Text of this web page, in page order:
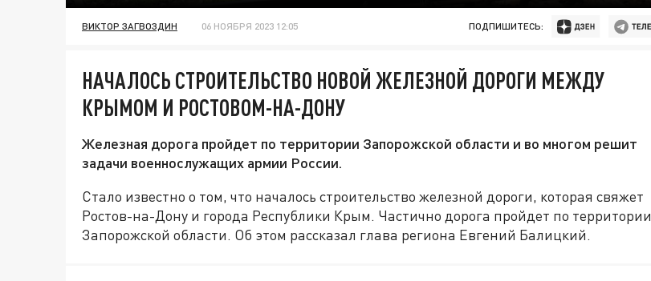
ВИКТОР ЗАГВОЗДИН 06 НОЯБРЯ 2023 12:05 ПОДПИШИТЕСЬ:
НАЧАЛОСЬ СТРОИТЕЛЬСТВО НОВОЙ ЖЕЛЕЗНОЙ ДОРОГИ МЕЖДУ
КРЫМОМ И РОСТОВОМ-НА-ДОНУ
Железная дорога пройдет по территории Запорожской области и во многом решит
задачи военнослужащих армии России.
Стало известно о том, что началось строительство железной дороги, которая свяжет
Ростов-на-Дону и города Республики Крым. Частично дорога пройдет по территории
Запорожской области. Об этом рассказал глава региона Евгений Балицкий.